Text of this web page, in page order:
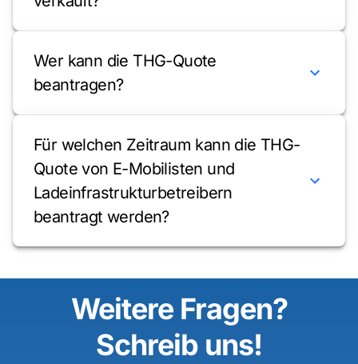
Wer kann die THG-Quote
beantragen?
Für welchen Zeitraum kann die THG-
Quote von E-Mobilisten und
Ladeinfrastrukturbetreibern
beantragt werden?
Weitere Fragen?
Schreib uns!